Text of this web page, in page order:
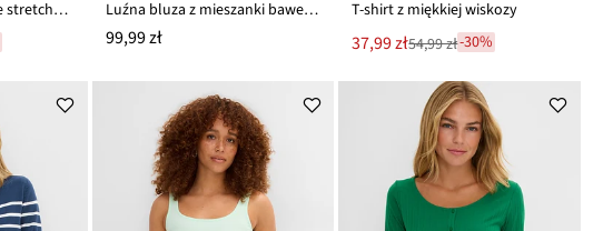
Wygodne tregginsy ze stretchem Luźna bluza z mieszanki bawełny
99,99 zł
T-shirt z miękkiej wiskozy
Nowa
cena
to
37,99 zł
Przeceniono
54,99 zł-30%